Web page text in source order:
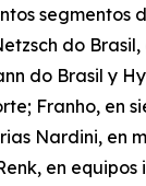
segmentos
do
do Brasil y
Franho, en
Nardini, en
en equipos